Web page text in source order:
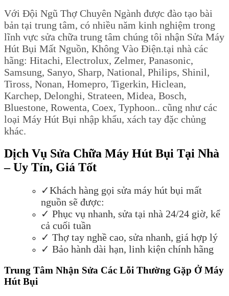
Với Đội Ngũ Thợ Chuyên Ngành được đào tạo bài
bản tại trung tâm, có nhiều năm kinh nghiệm trong
lĩnh vực sửa chữa trung tâm chúng tôi nhận Sửa Máy
Hút Bụi Mất Nguồn, Không Vào Điện.tại nhà các
hãng: Hitachi, Electrolux, Zelmer, Panasonic,
Samsung, Sanyo, Sharp, National, Philips, Shinil,
Tiross, Nonan, Homepro, Tigerkin, Hiclean,
Karchep, Delonghi, Strateen, Midea, Bosch,
Bluestone, Rowenta, Coex, Typhoon.. cũng như các
loại Máy Hút Bụi nhập khẩu, xách tay đặc chủng
khác.
Dịch Vụ Sửa Chữa Máy Hút Bụi Tại Nhà
– Uy Tín, Giá Tốt
✓Khách hàng gọi sửa máy hút bụi mất
nguồn sẽ được:
✓ Phục vụ nhanh, sửa tại nhà 24/24 giờ, kể
cả cuối tuần
✓ Thợ tay nghề cao, sửa nhanh, giá hợp lý
✓ Bảo hành dài hạn, linh kiện chính hãng
Trung Tâm Nhận Sửa Các Lỗi Thường Gặp Ở Máy
Hút Bụi